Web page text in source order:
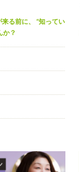
る前に、 “知ってい
か？